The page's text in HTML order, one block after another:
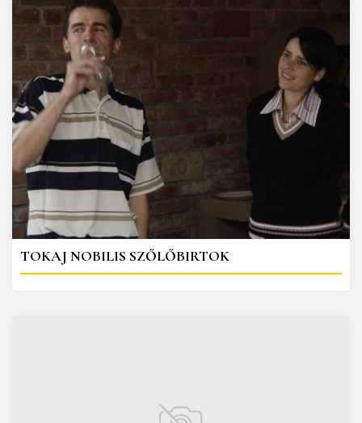
TOKAJ NOBILIS SZŐLŐBIRTOK